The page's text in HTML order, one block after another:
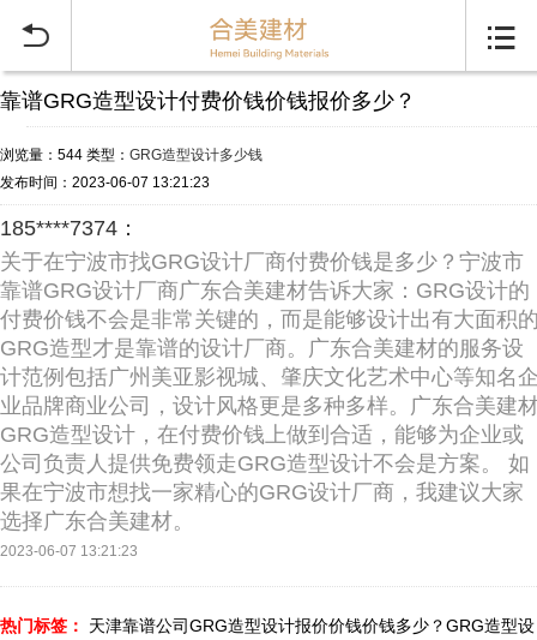
 
靠谱GRG造型设计付费价钱价钱报价多少？
浏览量：544 类型： GRG造型设计多少钱
发布时间：2023-06-07 13:21:23
185****7374：
关于在宁波市找GRG设计厂商付费价钱是多少？宁波市
靠谱GRG设计厂商广东合美建材告诉大家：GRG设计的
付费价钱不会是非常关键的，而是能够设计出有大面积
GRG造型才是靠谱的设计厂商。广东合美建材的服务设
计范例包括广州美亚影视城、肇庆文化艺术中心等知名
业品牌商业公司，设计风格更是多种多样。广东合美建
GRG造型设计，在付费价钱上做到合适，能够为企业或
公司负责人提供免费领走GRG造型设计不会是方案。 如
果在宁波市想找一家精心的GRG设计厂商，我建议大家
选择广东合美建材。
2023-06-07 13:21:23
热门标签： 天津靠谱公司GRG造型设计报价价钱价钱多少？GRG造型设